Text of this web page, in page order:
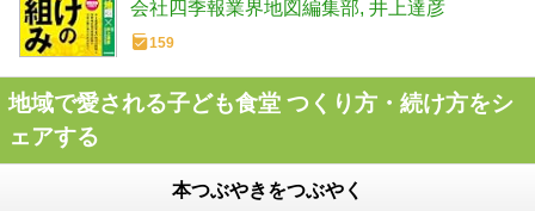
会社四季報業界地図編集部 井上達彦
159
地域で愛される子ども食堂 つくり方・続け方をシ
ェアする
本つぶやきをつぶやく